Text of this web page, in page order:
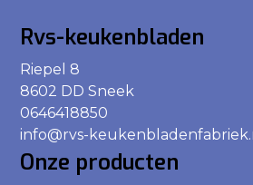
Rvs-keukenbladen
Riepel 8
8602 DD Sneek
0646418850
info@rvs-
Onze producten